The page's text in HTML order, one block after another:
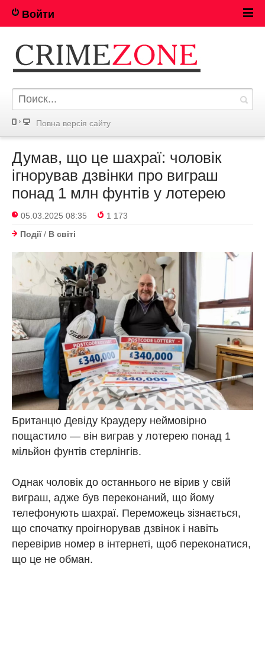
Войти
Повна версія сайту
Думав, що це шахраї: чоловік
ігнорував дзвінки про виграш
понад 1 млн фунтів у лотерею
05.03.2025 08:35
1 173
Події/ В світі
Британцю Девіду Краудеру неймовірно
пощастило — він виграв у лотерею понад 1
мільйон фунтів стерлінгів.
Однак чоловік до останнього не вірив у свій
виграш, адже був переконаний, що йому
телефонують шахраї. Переможець зізнається,
що спочатку проігнорував дзвінок і навіть
перевірив номер в інтернеті, щоб переконатися,
що це не обман.